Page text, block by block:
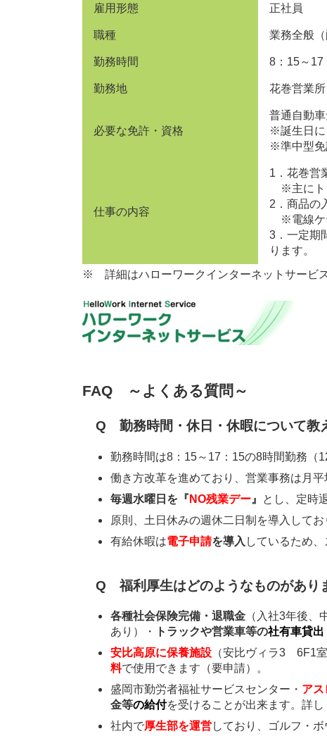
雇用形態 正社員
職種 業務全般（
勤務時間 8：15～17
勤務地 花巻営業所
必要な免許・資格
普通自動車
※誕生日に
※準中型免
仕事の内容
1．花巻営
※主にト
2．商品の
※電線ケ
3．一定期
ります。
※ 詳細はハローワークインターネットサービ
FAQ ～よくある質問～
Q 勤務時間・休日・休暇について教
勤務時間は8：15～17：15の8時間勤務（
働き方改革を進めており、営業事務は月
毎週水曜日を『 NO残業デー 』
とし、定時
原則、土日休みの週休二日制を導入して
有給休暇は電子申請を導入 しているため
Q 福利厚生はどのようなものがあり
各種社会保険完備・退職金 （入社3年後、
あり）・
トラックや営業車等の社有車貸出
安比高原に保養施設 （安比ヴィラ3 6F1
料で使用できます（要申請）。
盛岡市勤労者福祉サービスセンター・ アス
金等の給付を受けることが出来ます。詳し
社内で厚生部を運営しており、ゴルフ・